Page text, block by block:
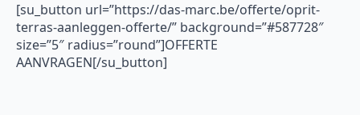
[su_button url=”https://das-marc.be/offerte/oprit-
terras-aanleggen-offerte/” background=”#587728″
size=”5″ radius=”round”]OFFERTE
AANVRAGEN[/su_button]